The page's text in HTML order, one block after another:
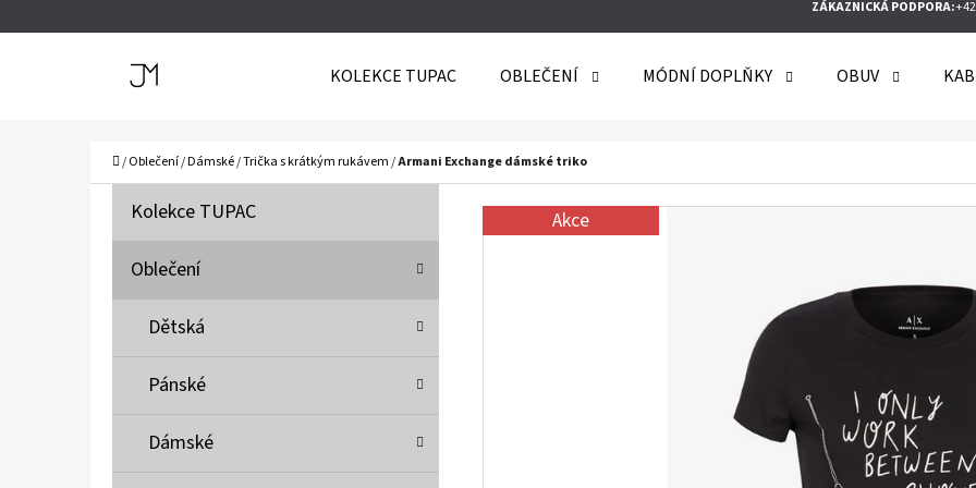
ZÁKAZNICKÁ PODPORA:
KOLEKCE TUPAC OBLEČENÍ MÓDNÍ DOPLŇKY OBUV
Domů
/Oblečení/Dámské/Trička s krátkým rukávem/Armani Exchange dámské triko
Přeskočit
K Kolekce TUPAC
Oblečení
Dětská
Pánské
Dámské
Akce